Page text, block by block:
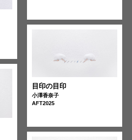
目印の目印
小澤香奈子
AFT2025